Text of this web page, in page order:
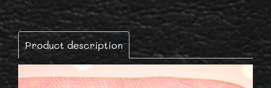
Product description